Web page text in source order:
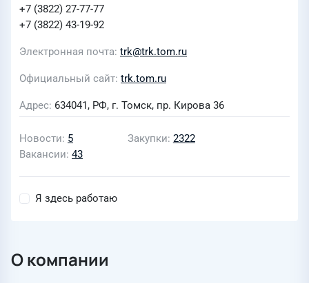
+7 (3822) 27-77-77
+7 (3822) 43-19-92
Электронная почта trk@trk.tom.ru
Официальный сайт trk.tom.ru
Адрес 634041, РФ, г. Томск, пр. Кирова 36
Новости 5 Закупки 2322
Вакансии 43
Я здесь работаю
О компании